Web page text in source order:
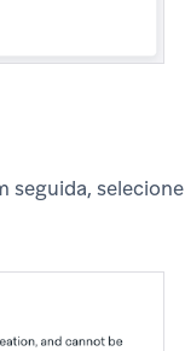
seguida, selecione